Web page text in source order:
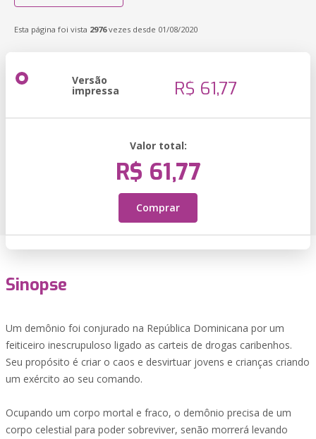
Esta página foi vista 2976vezes desde 01/08/2020
Versão
impressa R$ 61,77
Valor total:
R$ 61,77
Comprar
Sinopse
Um demônio foi conjurado na República Dominicana por um
feiticeiro inescrupuloso ligado as carteis de drogas caribenhos.
Seu propósito é criar o caos e desvirtuar jovens e crianças criando
um exército ao seu comando.
Ocupando um corpo mortal e fraco, o demônio precisa de um
corpo celestial para poder sobreviver, senão morrerá levando